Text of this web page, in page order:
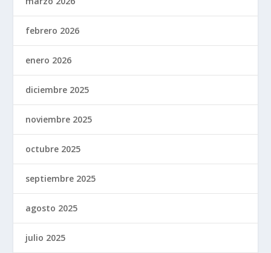
febrero 2026
enero 2026
diciembre 2025
noviembre 2025
octubre 2025
septiembre 2025
agosto 2025
julio 2025